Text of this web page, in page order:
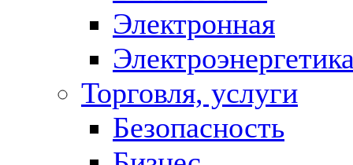
Электронная
Торговля, услуги
Безопасность